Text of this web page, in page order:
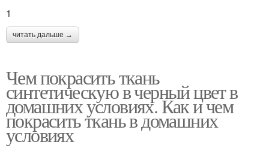
1
читать дальше →
Чем покрасить ткань
синтетическую в черный цвет в
домашних условиях. Как и чем
покрасить ткань в домашних
условиях